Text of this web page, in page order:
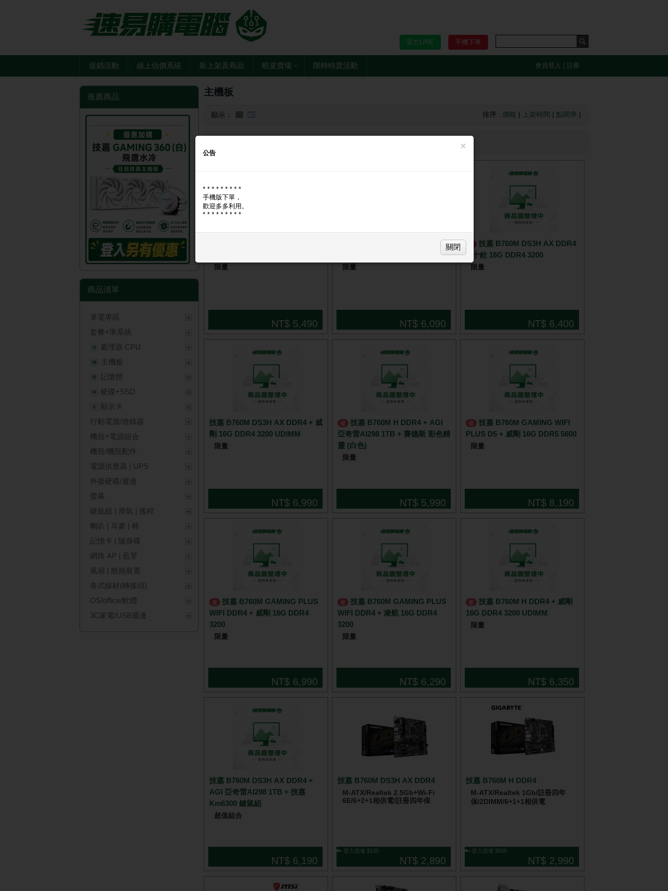
手機下單
官方LINE
促銷活動 線上估價系統 新上架及商品 蝦皮賣場 限時特賣活動 會員登入 註冊
推薦商品
商品清單
筆電專區
套餐+準系統
U 處理器 CPU
M 主機板
R 記憶體
H 硬碟+SSD
V
顯示卡
行動電源/燒錄器
機殼+電源組合
機殼/機殼配件
電源供應器 | UPS
外接硬碟/週邊
螢幕
鍵鼠組 | 滑鼠 | 搖桿
喇叭 | 耳麥 | 椅
記憶卡 | 隨身碟
網路 AP | 藍芽
風扇 | 散熱裝置
各式線材(轉接頭)
OS/office/軟體
3C家電/USB週邊
主機板
顯示： 排序 : 價格 | 上架時間 | 點閱率 |
限量
NT$ 5,490
技嘉 B760M DS3H AX DDR4 + 凌
限量
NT$ 6,090
+ 十銓 16G DDR4 3200
限量
NT$ 6,400
技嘉 B760M DS3H AX DDR4 + 威
剛 16G DDR4 3200 UDIMM
限量
NT$ 6,990
促
亞奇雷AI298 1TB + 賽德斯 彩色精
靈 (白色)
限量
NT$ 5,990
促
PLUS D5 + 威剛 16G DDR5 5600
限量
NT$ 8,190
促
WIFI DDR4 + 威剛 16G DDR4
3200
限量
NT$ 6,990
促
WIFI DDR4 + 凌航 16G DDR4
3200
限量
NT$ 6,290
促
16G DDR4 3200 UDIMM
限量
NT$ 6,350
技嘉 B760M DS3H AX DDR4 +
AGI 亞奇雷AI298 1TB + 技嘉
Km6300 鍵鼠組
超值組合
NT$ 6,190
技嘉 B760M DS3H AX DDR4
M-ATX/Realtek 2.5Gb+Wi-Fi
6E/6+2+1相供電/註冊四年保
🔑 登入現省 $100
NT$ 2,890
技嘉 B760M H DDR4
M-ATX/Realtek 1Gb/註冊四年
保/2DIMM/6+1+1相供電
🔑 登入現省 $500
NT$ 2,990
×
公告
* * * * * * * * *
手機版下單，
歡迎多多利用。
* * * * * * * * *
關閉